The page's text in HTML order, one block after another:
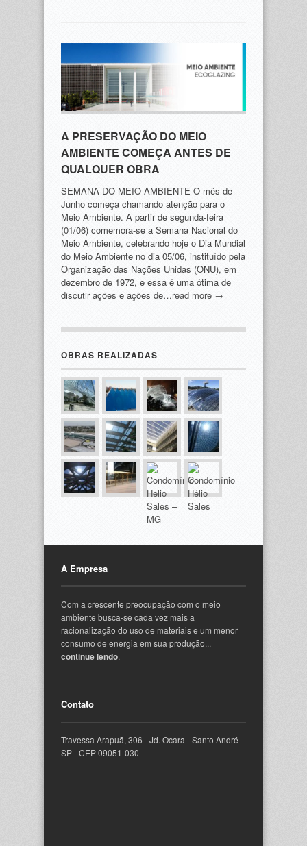
A PRESERVAÇÃO DO MEIO
AMBIENTE COMEÇA ANTES DE
QUALQUER OBRA
SEMANA DO MEIO AMBIENTE O mês de
Junho começa chamando atenção para o
Meio Ambiente. A partir de segunda-feira
(01/06) comemora-se a Semana Nacional do
Meio Ambiente, celebrando hoje o Dia Mundial
do Meio Ambiente no dia 05/06, instituído pela
Organização das Nações Unidas (ONU), em
dezembro de 1972, e essa é uma ótima de
discutir ações e ações de…read more →
OBRAS REALIZADAS
A Empresa
Com a crescente preocupação com o meio
ambiente busca-se cada vez mais a
racionalização do uso de materiais e um menor
consumo de energia em sua produção...
continue lendo.
Contato
Travessa Arapuã, 306 - Jd. Ocara - Santo André -
SP - CEP 09051-030